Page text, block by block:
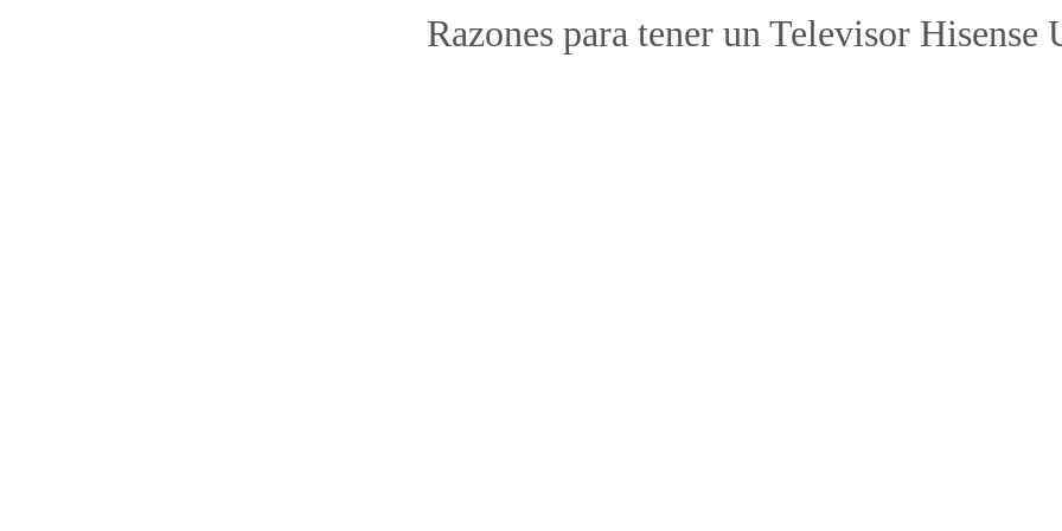
Razones para tener un Televisor Hisense